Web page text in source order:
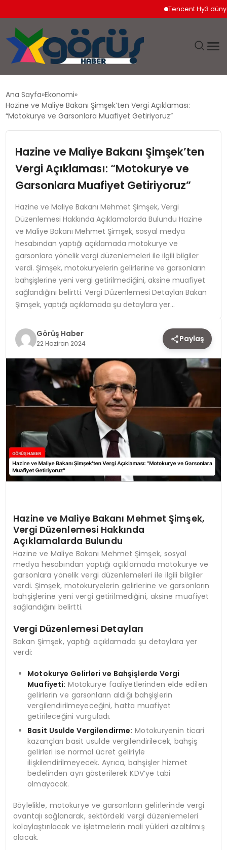
Tencent Hy3 dünya
EKONOMI
MAGAZIN
SPOR
TEKNOLOJI
YAŞAM
Ana Sayfa Ekonomi
Hazine ve Maliye Bakanı Şimşek’ten Vergi Açıklaması:
“Motokurye ve Garsonlara Muafiyet Getiriyoruz”
Hazine ve Maliye Bakanı Şimşek’ten
Vergi Açıklaması: “Motokurye ve
Garsonlara Muafiyet Getiriyoruz”
Hazine ve Maliye Bakanı Mehmet Şimşek, Vergi
Düzenlemesi Hakkında Açıklamalarda Bulundu Hazine
ve Maliye Bakanı Mehmet Şimşek, sosyal medya
hesabından yaptığı açıklamada motokurye ve
garsonlara yönelik vergi düzenlemeleri ile ilgili bilgiler
verdi. Şimşek, motokuryelerin gelirlerine ve garsonların
bahşişlerine yeni vergi getirilmediğini, aksine muafiyet
sağlandığını belirtti. Vergi Düzenlemesi Detayları Bakan
Şimşek, yaptığı açıklamada şu detaylara yer…
Görüş Haber
22 Haziran 2024 Paylaş
Hazine ve Maliye Bakanı Mehmet Şimşek,
Vergi Düzenlemesi Hakkında
Açıklamalarda Bulundu
Hazine ve Maliye Bakanı Mehmet Şimşek, sosyal
medya hesabından yaptığı açıklamada motokurye ve
garsonlara yönelik vergi düzenlemeleri ile ilgili bilgiler
verdi. Şimşek, motokuryelerin gelirlerine ve garsonların
bahşişlerine yeni vergi getirilmediğini, aksine muafiyet
sağlandığını belirtti.
Vergi Düzenlemesi Detayları
Bakan Şimşek, yaptığı açıklamada şu detaylara yer
verdi:
Motokurye Gelirleri ve Bahşişlerde Vergi
Muafiyeti: Motokurye faaliyetlerinden elde edilen
gelirlerin ve garsonların aldığı bahşişlerin
vergilendirilmeyeceğini, hatta muafiyet
getirileceğini vurguladı.
Basit Usulde Vergilendirme: Motokuryenin ticari
kazançları basit usulde vergilendirilecek, bahşiş
gelirleri ise normal ücret geliriyle
ilişkilendirilmeyecek. Ayrıca, bahşişler hizmet
bedelinden ayrı gösterilerek KDV’ye tabi
olmayacak.
Böylelikle, motokurye ve garsonların gelirlerinde vergi
avantajı sağlanarak, sektördeki vergi düzenlemeleri
kolaylaştırılacak ve işletmelerin mali yükleri azaltılmış
olacak.